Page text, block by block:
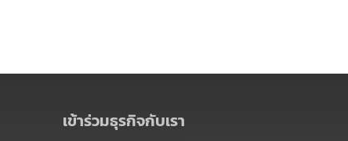
เข้าร่วมธุรกิจกับเรา